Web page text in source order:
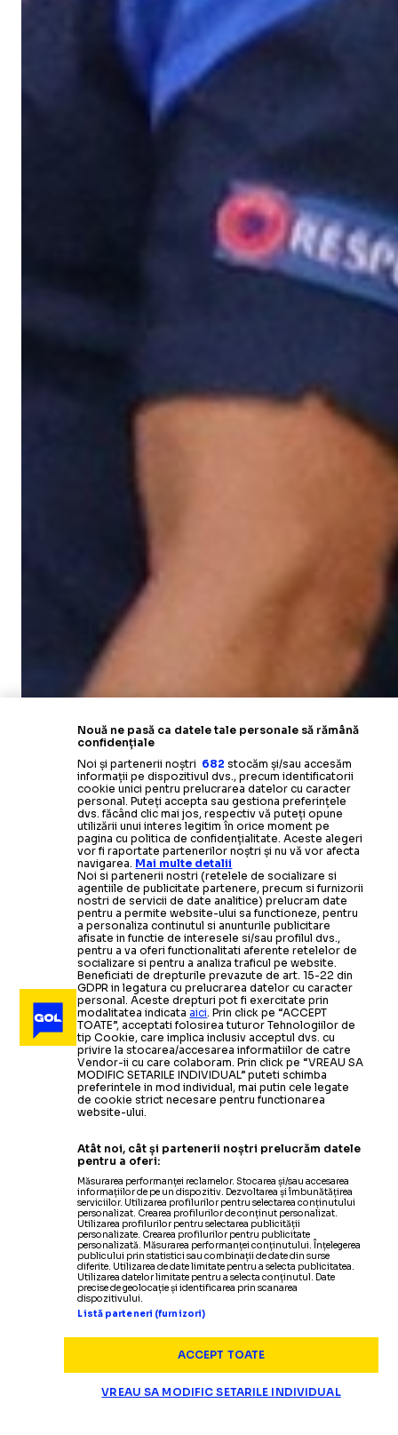
Nouă ne pasă ca datele tale personale să rămână
confidențiale
Noi și partenerii noștri 682 stocăm și/sau accesăm
informații pe dispozitivul dvs., precum identificatorii
cookie unici pentru prelucrarea datelor cu caracter
personal. Puteți accepta sau gestiona preferințele
dvs. făcând clic mai jos, respectiv vă puteți opune
utilizării unui interes legitim în orice moment pe
pagina cu politica de confidențialitate. Aceste alegeri
vor fi raportate partenerilor noștri și nu vă vor afecta
navigarea. Mai multe detalii
Noi si partenerii nostri (retelele de socializare si
agentiile de publicitate partenere, precum si furnizorii
nostri de servicii de date analitice) prelucram date
pentru a permite website-ului sa functioneze, pentru
a personaliza continutul si anunturile publicitare
afisate in functie de interesele si/sau profilul dvs.,
pentru a va oferi functionalitati aferente retelelor de
socializare si pentru a analiza traficul pe website.
Beneficiati de drepturile prevazute de art. 15-22 din
GDPR in legatura cu prelucrarea datelor cu caracter
personal. Aceste drepturi pot fi exercitate prin
modalitatea indicataaici. Prin click pe “ACCEPT
TOATE”, acceptati folosirea tuturor Tehnologiilor de
tip Cookie, care implica inclusiv acceptul dvs. cu
privire la stocarea/accesarea informatiilor de catre
Vendor-ii cu care colaboram. Prin click pe “VREAU SA
MODIFIC SETARILE INDIVIDUAL” puteti schimba
preferintele in mod individual, mai putin cele legate
de cookie strict necesare pentru functionarea
website-ului.
Atât noi, cât și partenerii noștri prelucrăm datele
pentru a oferi:
Măsurarea performanței reclamelor. Stocarea și/sau accesarea
informațiilor de pe un dispozitiv. Dezvoltarea și îmbunătățirea
serviciilor. Utilizarea profilurilor pentru selectarea conținutului
personalizat. Crearea profilurilor de conținut personalizat.
Utilizarea profilurilor pentru selectarea publicității
personalizate. Crearea profilurilor pentru publicitate
personalizată. Măsurarea performanței conținutului. Înțelegerea
publicului prin statistici sau combinații de date din surse
diferite. Utilizarea de date limitate pentru a selecta publicitatea.
Utilizarea datelor limitate pentru a selecta conținutul. Date
precise de geolocație și identificarea prin scanarea
dispozitivului.
Listă parteneri (furnizori)
ACCEPT TOATE
VREAU SA MODIFIC SETARILE INDIVIDUAL